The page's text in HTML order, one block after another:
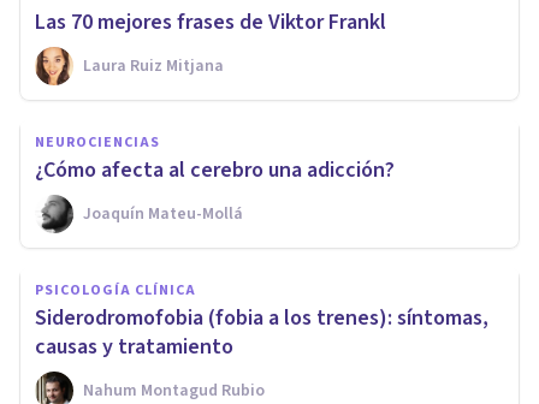
Las 70 mejores frases de Viktor Frankl
Laura Ruiz Mitjana
NEUROCIENCIAS
¿Cómo afecta al cerebro una adicción?
Joaquín Mateu-Mollá
PSICOLOGÍA CLÍNICA
Siderodromofobia (fobia a los trenes): síntomas,
causas y tratamiento
Nahum Montagud Rubio